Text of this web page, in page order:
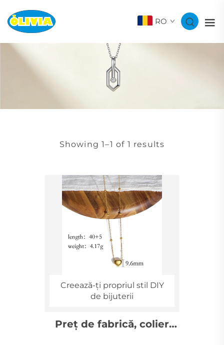
RO
Showing 1–1 of 1 results
Creează-ți propriul stil DIY
de bijuterii
Preț de fabrică, colier